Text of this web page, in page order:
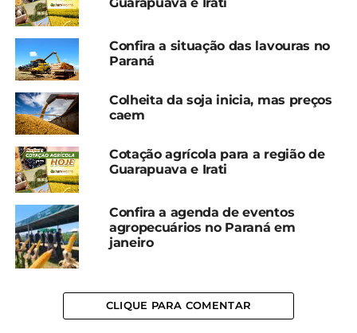
Elogiada pela crítica carnavalesca, a Mancha Verde
mostrou diversos setores do agro no desfile, as
tecnologias, a distribuição de alimentos e a
religiosidade do homem do campo.
O desfile completo está disponível no YouTube da
escola de sábado.
*Redação
Confira a situação das lavouras no
Paraná
Colheita da soja inicia, mas preços
caem
Cotação agrícola para a região de
Guarapuava e Irati
Confira a agenda de eventos
agropecuários no Paraná em
janeiro
CLIQUE PARA COMENTAR